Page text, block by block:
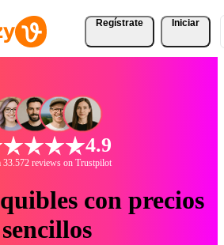
Regístrate Iniciar
4.9
33.572 reviews on Trustpilot
con precios
sencillos